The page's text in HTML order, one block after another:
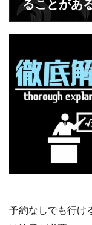
ることがあ
予約なしでも行け